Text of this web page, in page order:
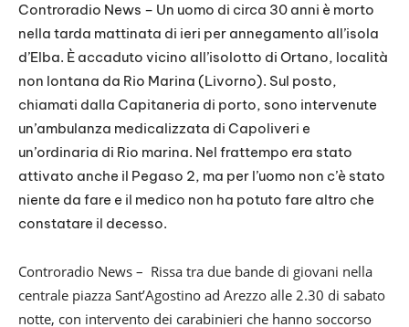
Controradio News – Un uomo di circa 30 anni è morto
nella tarda mattinata di ieri per annegamento all’isola
d’Elba. È accaduto vicino all’isolotto di Ortano, località
non lontana da Rio Marina (Livorno). Sul posto,
chiamati dalla Capitaneria di porto, sono intervenute
un’ambulanza medicalizzata di Capoliveri e
un’ordinaria di Rio marina. Nel frattempo era stato
attivato anche il Pegaso 2, ma per l’uomo non c’è stato
niente da fare e il medico non ha potuto fare altro che
constatare il decesso.
Controradio News – Rissa tra due bande di giovani nella
centrale piazza Sant’Agostino ad Arezzo alle 2.30 di sabato
notte, con intervento dei carabinieri che hanno soccorso